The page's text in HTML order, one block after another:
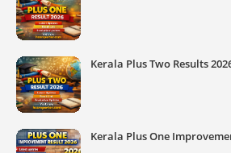
Kerala Plus Two Results
Kerala Plus One